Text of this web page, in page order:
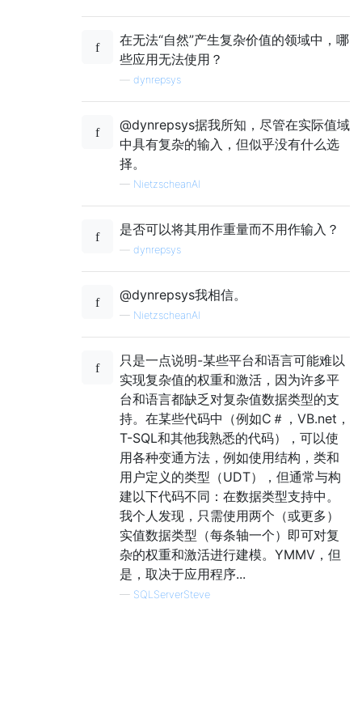
在无法“自然”产生复杂价值的领域中，哪
些应用无法使用？
dynrepsys
@dynrepsys据我所知，尽管在实际值域
中具有复杂的输入，但似乎没有什么选
择。
— NietzscheanAI
是否可以将其用作重量而不用作输入？
dynrepsys
@dynrepsys我相信。
— NietzscheanAI
只是一点说明-某些平台和语言可能难以
实现复杂值的权重和激活，因为许多平
台和语言都缺乏对复杂值数据类型的支
持。在某些代码中（例如C＃，VB.net，
T-SQL和其他我熟悉的代码），可以使
用各种变通方法，例如使用结构，类和
用户定义的类型（UDT），但通常与构
建以下代码不同：在数据类型支持中。
我个人发现，只需使用两个（或更多）
实值数据类型（每条轴一个）即可对复
杂的权重和激活进行建模。YMMV，但
是，取决于应用程序...
— SQLServerSteve